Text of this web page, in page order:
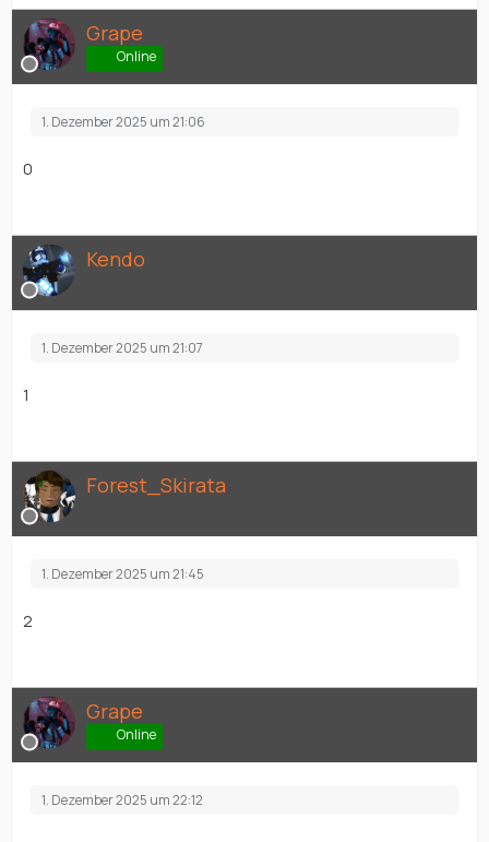
Grape
Online
1. Dezember 2025 um 21:06
0
Kendo
1. Dezember 2025 um 21:07
1
Forest_Skirata
1. Dezember 2025 um 21:45
2
Grape
Online
1. Dezember 2025 um 22:12